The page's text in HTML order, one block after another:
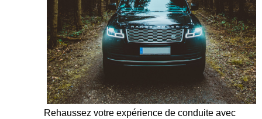
Rehaussez votre expérience de conduite avec